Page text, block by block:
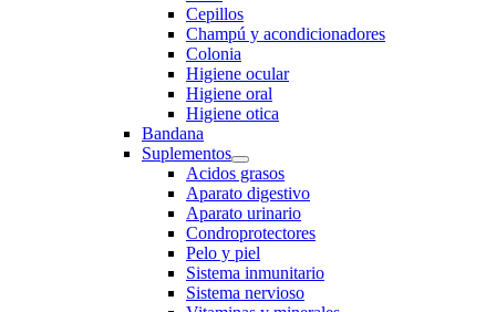
Cepillos
Champú y acondicionadores
Colonia
Higiene ocular
Higiene oral
Higiene otica
Bandana
Suplementos
Acidos grasos
Aparato digestivo
Aparato urinario
Condroprotectores
Pelo y piel
Sistema inmunitario
Sistema nervioso